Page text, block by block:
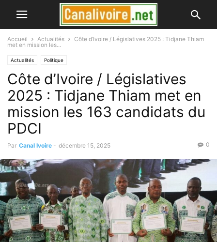
Accueil Actualités
Côte d’Ivoire / Législatives 2025 : Tidjane Thiam
met en mission les...
Actualités Politique
Côte d’Ivoire / Législatives
2025 : Tidjane Thiam met en
mission les 163 candidats du
PDCI
Par Canal Ivoire - décembre 15, 2025 0